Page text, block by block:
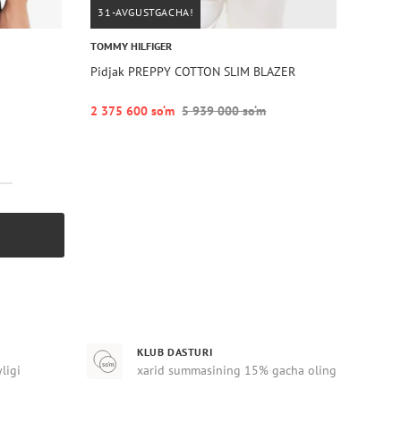
31-AVGUSTGACHA!
TOMMY HILFIGER
Pidjak PREPPY COTTON SLIM BLAZER
2 375 600 so‘m 5 939 000 so‘m
KLUB DASTURI
xarid summasining 15% gacha oling